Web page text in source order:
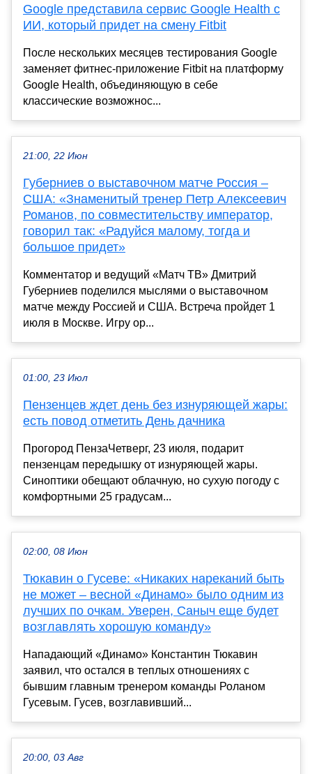
Google представила сервис Google Health с
ИИ, который придет на смену Fitbit
После нескольких месяцев тестирования Google
заменяет фитнес-приложение Fitbit на платформу
Google Health, объединяющую в себе
классические возможнос...
21:00, 22 Июн
Губерниев о выставочном матче Россия –
США: «Знаменитый тренер Петр Алексеевич
Романов, по совместительству император,
говорил так: «Радуйся малому, тогда и
большое придет»
Комментатор и ведущий «Матч ТВ» Дмитрий
Губерниев поделился мыслями о выставочном
матче между Россией и США. Встреча пройдет 1
июля в Москве. Игру ор...
01:00, 23 Июл
Пензенцев ждет день без изнуряющей жары:
есть повод отметить День дачника
Прогород ПензаЧетверг, 23 июля, подарит
пензенцам передышку от изнуряющей жары.
Синоптики обещают облачную, но сухую погоду с
комфортными 25 градусам...
02:00, 08 Июн
Тюкавин о Гусеве: «Никаких нареканий быть
не может – весной «Динамо» было одним из
лучших по очкам. Уверен, Саныч еще будет
возглавлять хорошую команду»
Нападающий «Динамо» Константин Тюкавин
заявил, что остался в теплых отношениях с
бывшим главным тренером команды Роланом
Гусевым. Гусев, возглавивший...
20:00, 03 Авг